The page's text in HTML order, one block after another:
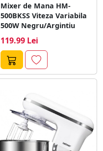
Mixer de Mana HM-
500BKSS Viteza Variabila
500W Negru/Argintiu
119.99 Lei